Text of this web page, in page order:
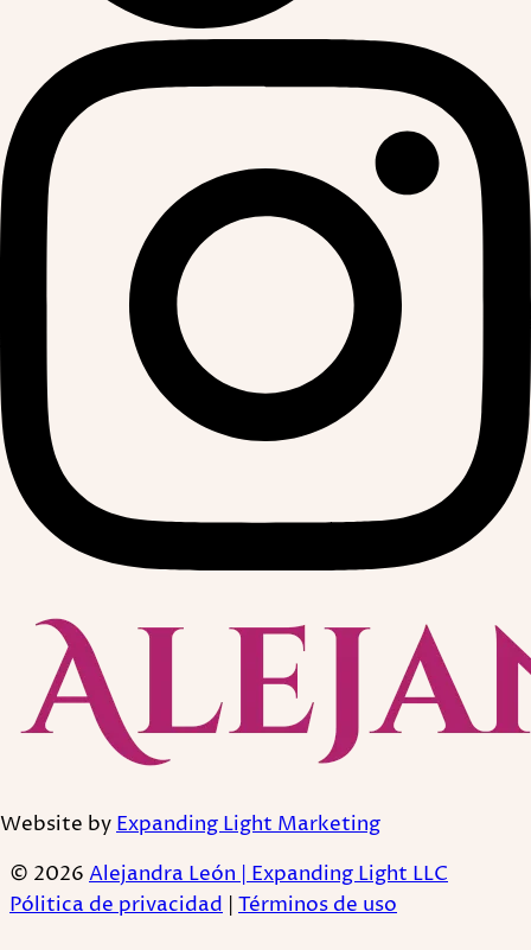
Website by Expanding Light Marketing
© 2026 Alejandra León | Expanding Light LLC
Pólitica de privacidad Términos de uso